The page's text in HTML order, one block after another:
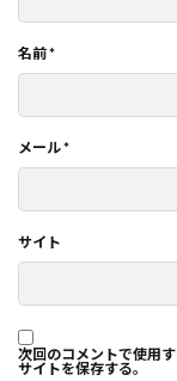
名前*
メール*
サイト
次回のコメントで使用
サイトを保存する。